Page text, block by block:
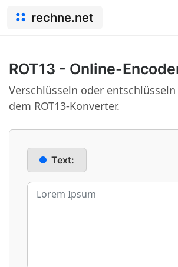
rechne.net
ROT13 - Online-
Verschlüsseln oder
dem ROT13-Konverter.
Text: